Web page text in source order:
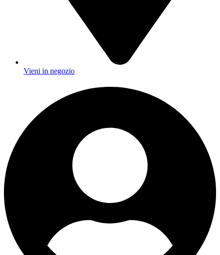
Vieni in negozio